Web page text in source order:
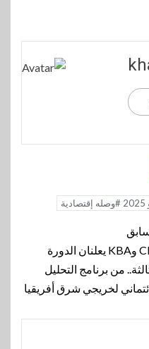
CIB وKBA يعلنان الدورة
من برنامج التحليل
لخريجي شرق أفريقيا